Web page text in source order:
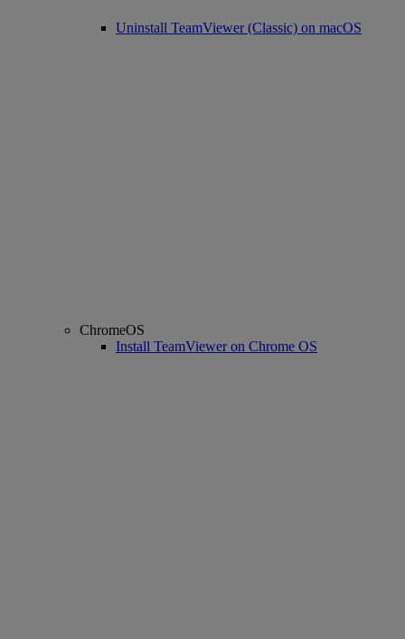
Uninstall TeamViewer (Classic) on macOS
ChromeOS
Install TeamViewer on Chrome OS